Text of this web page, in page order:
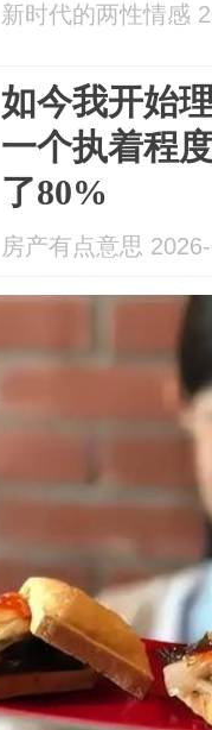
新时代的两性情感
如今我开始
一个执着程
了80%
房产有点意思